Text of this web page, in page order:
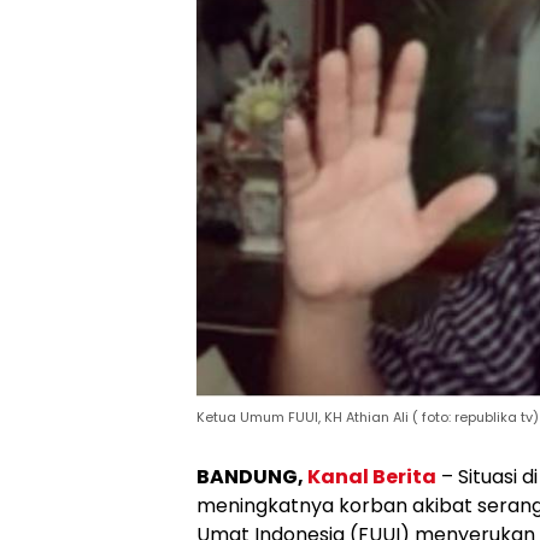
Ketua Umum FUUI, KH Athian Ali ( foto: republika tv)
BANDUNG, Kanal Berita – Situasi di
meningkatnya korban akibat